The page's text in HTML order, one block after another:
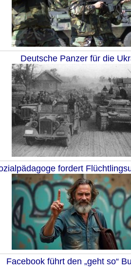
Deutsche Panzer für die
fordert
Facebook führt den „geht so“